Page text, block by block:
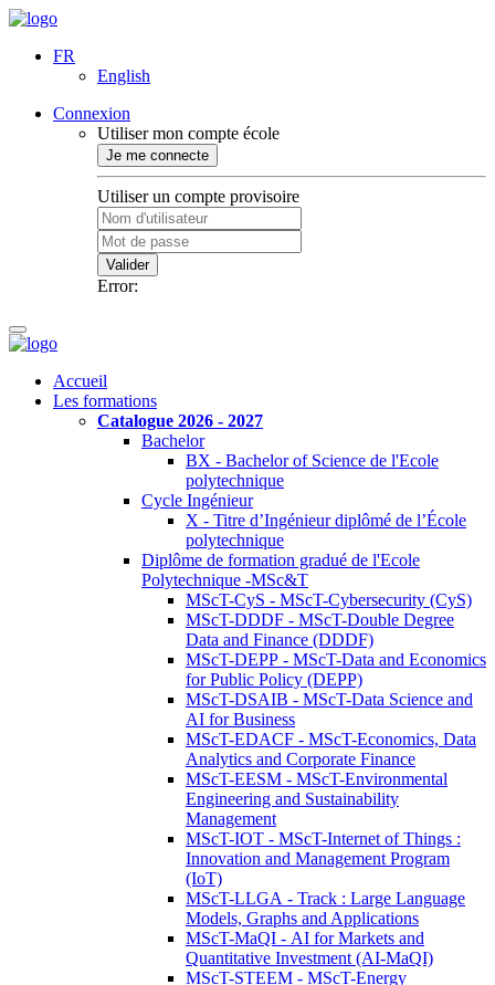
FR
English
Connexion
Utiliser mon compte école
Je me connecte
Utiliser un compte provisoire
Valider
Error:
Accueil
Les formations
Catalogue 2026 - 2027
Bachelor
BX - Bachelor of Science de l'Ecole
polytechnique
Cycle Ingénieur
X - Titre d’Ingénieur diplômé de l’École
polytechnique
Diplôme de formation gradué de l'Ecole
Polytechnique -MSc&T
MScT-CyS - MScT-Cybersecurity (CyS)
MScT-DDDF - MScT-Double Degree
Data and Finance (DDDF)
MScT-DEPP - MScT-Data and Economics
for Public Policy (DEPP)
MScT-DSAIB - MScT-Data Science and
AI for Business
MScT-EDACF - MScT-Economics, Data
Analytics and Corporate Finance
MScT-EESM - MScT-Environmental
Engineering and Sustainability
Management
MScT-IOT - MScT-Internet of Things :
Innovation and Management Program
(IoT)
MScT-LLGA - Track : Large Language
Models, Graphs and Applications
MScT-MaQI - AI for Markets and
Quantitative Investment (AI-MaQI)
MScT-STEEM - MScT-Energy